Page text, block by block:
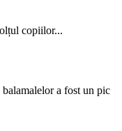
copiilor...
balamalelor a fost un pic